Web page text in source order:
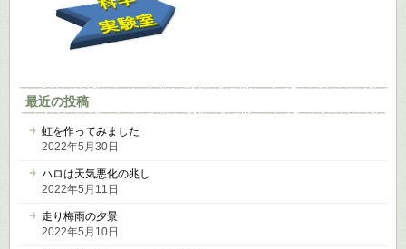
最近の投稿
虹を作ってみました
2022年5月30日
ハロは天気悪化の兆し
2022年5月11日
走り梅雨の夕景
2022年5月10日